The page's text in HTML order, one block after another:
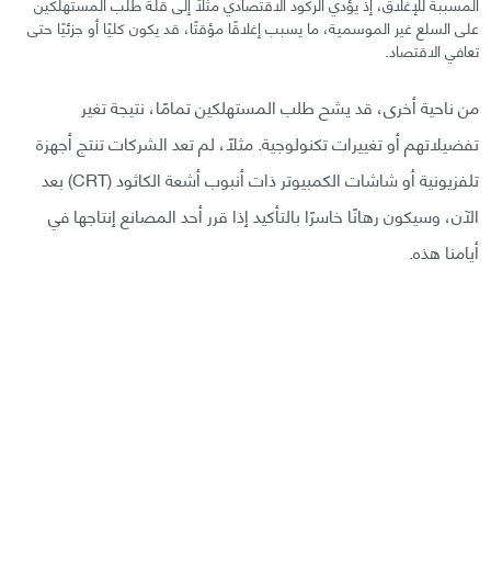
على السلع غير الموسمية، ما يسبب إغلاقًا مؤقتًا، قد يكون كليًا أو جزئيًا حتى
تعافي الاقتصاد.
من ناحية أخرى، قد يشح طلب المستهلكين تمامًا، نتيجة تغير
تفضيلاتهم أو تغييرات تكنولوجية. مثلًا، لم تعد الشركات تنتج أجهزة
تلفزيونية أو شاشات الكمبيوتر ذات أنبوب أشعة الكاثود (CRT) بعد
الآن، وسيكون رهانًا خاسرًا بالتأكيد إذا قرر أحد المصانع إنتاجها في
أيامنا هذه.